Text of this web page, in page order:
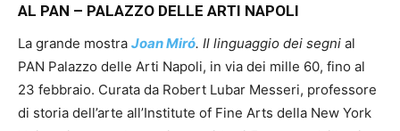
AL PAN – PALAZZO DELLE ARTI NAPOLI
La grande mostra Joan Miró. Il linguaggio dei segni al
PAN Palazzo delle Arti Napoli, in via dei mille 60, fino al
23 febbraio. Curata da Robert Lubar Messeri, professore
di storia dell’arte all’Institute of Fine Arts della New York